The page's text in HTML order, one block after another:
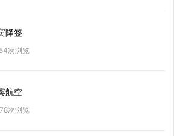
降签
次浏览
航空
次浏览